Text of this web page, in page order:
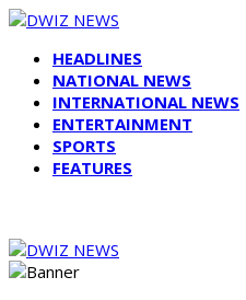
HEADLINES
NATIONAL NEWS
INTERNATIONAL NEWS
ENTERTAINMENT
SPORTS
FEATURES